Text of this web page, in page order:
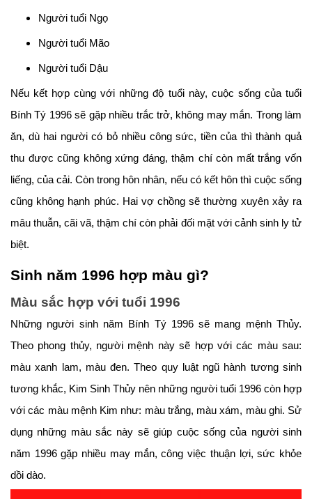
Người tuổi Ngọ
Người tuổi Mão
Người tuổi Dậu
Nếu kết hợp cùng với những độ tuổi này, cuộc sống của tuổi
Bính Tý 1996 sẽ gặp nhiều trắc trở, không may mắn. Trong làm
ăn, dù hai người có bỏ nhiều công sức, tiền của thì thành quả
thu được cũng không xứng đáng, thậm chí còn mất trắng vốn
liếng, của cải. Còn trong hôn nhân, nếu có kết hôn thì cuộc sống
cũng không hạnh phúc. Hai vợ chồng sẽ thường xuyên xảy ra
mâu thuẫn, cãi vã, thậm chí còn phải đối mặt với cảnh sinh ly tử
biệt.
Sinh năm 1996 hợp màu gì?
Màu sắc hợp với tuổi 1996
Những người sinh năm Bính Tý 1996 sẽ mang mệnh Thủy.
Theo phong thủy, người mệnh này sẽ hợp với các màu sau:
màu xanh lam, màu đen. Theo quy luật ngũ hành tương sinh
tương khắc, Kim Sinh Thủy nên những người tuổi 1996 còn hợp
với các màu mệnh Kim như: màu trắng, màu xám, màu ghi. Sử
dụng những màu sắc này sẽ giúp cuộc sống của người sinh
năm 1996 gặp nhiều may mắn, công việc thuận lợi, sức khỏe
dồi dào.